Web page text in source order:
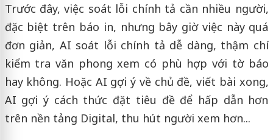
Trước đây, việc soát lỗi chính tả cần nhiều người,
đặc biệt trên báo in, nhưng bây giờ việc này quá
đơn giản, AI soát lỗi chính tả dễ dàng, thậm chí
kiểm tra văn phong xem có phù hợp với tờ báo
hay không. Hoặc AI gợi ý về chủ đề, viết bài xong,
AI gợi ý cách thức đặt tiêu đề để hấp dẫn hơn
trên nền tảng Digital, thu hút người xem hơn...